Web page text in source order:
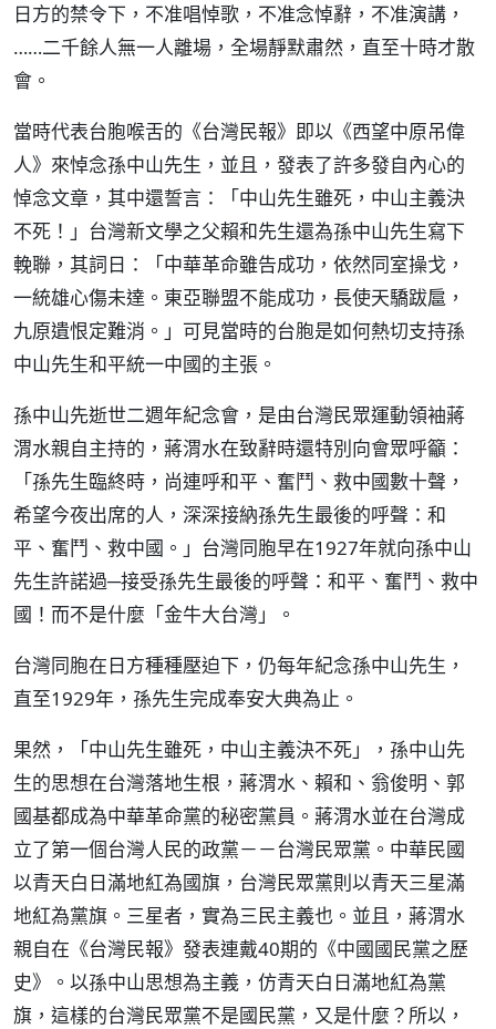
日方的禁令下，不准唱悼歌，不准念悼辭，不准演講，
……二千餘人無一人離場，全場靜默肅然，直至十時才散
會。
當時代表台胞喉舌的《台灣民報》即以《西望中原吊偉
人》來悼念孫中山先生，並且，發表了許多發自內心的
悼念文章，其中還誓言：「中山先生雖死，中山主義決
不死！」台灣新文學之父賴和先生還為孫中山先生寫下
輓聯，其詞日：「中華革命雖告成功，依然同室操戈，
一統雄心傷未達。東亞聯盟不能成功，長使天驕跋扈，
九原遺恨定難消。」可見當時的台胞是如何熱切支持孫
中山先生和平統一中國的主張。
孫中山先逝世二週年紀念會，是由台灣民眾運動領袖蔣
渭水親自主持的，蔣渭水在致辭時還特別向會眾呼籲：
「孫先生臨終時，尚連呼和平、奮鬥、救中國數十聲，
希望今夜出席的人，深深接納孫先生最後的呼聲：和
平、奮鬥、救中國。」台灣同胞早在1927年就向孫中山
先生許諾過─接受孫先生最後的呼聲：和平、奮鬥、救中
國！而不是什麼「金牛大台灣」。
台灣同胞在日方種種壓迫下，仍每年紀念孫中山先生，
直至1929年，孫先生完成奉安大典為止。
果然，「中山先生雖死，中山主義決不死」，孫中山先
生的思想在台灣落地生根，蔣渭水、賴和、翁俊明、郭
國基都成為中華革命黨的秘密黨員。蔣渭水並在台灣成
立了第一個台灣人民的政黨－－台灣民眾黨。中華民國
以青天白日滿地紅為國旗，台灣民眾黨則以青天三星滿
地紅為黨旗。三星者，實為三民主義也。並且，蔣渭水
親自在《台灣民報》發表連戴40期的《中國國民黨之歷
史》。以孫中山思想為主義，仿青天白日滿地紅為黨
旗，這樣的台灣民眾黨不是國民黨，又是什麼？所以，